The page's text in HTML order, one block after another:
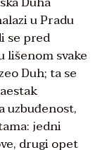
u Pradu
se pred
lišenom svake
Duh; ta se
uzbuđenost,
jedni
drugi opet